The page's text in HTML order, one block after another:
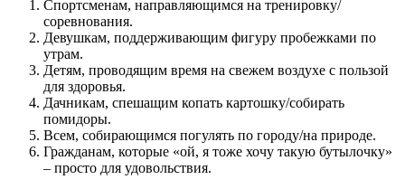
Спортсменам, направляющимся на тренировку/
соревнования.
Девушкам, поддерживающим фигуру пробежками по
утрам.
Детям, проводящим время на свежем воздухе с пользой
для здоровья.
Дачникам, спешащим копать картошку/собирать
помидоры.
Всем, собирающимся погулять по городу/на природе.
Гражданам, которые «ой, я тоже хочу такую бутылочку»
– просто для удовольствия.